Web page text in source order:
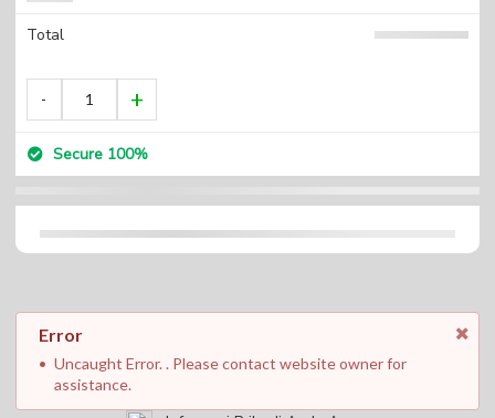
Total
Secure 100%
Error
Uncaught Error. . Please contact website owner for
assistance.